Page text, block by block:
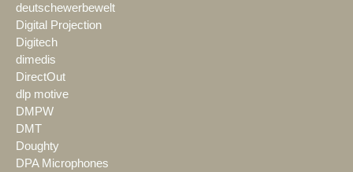
deutschewerbewelt
Digital Projection
Digitech
dimedis
DirectOut
dlp motive
DMPW
DMT
Doughty
DPA Microphones